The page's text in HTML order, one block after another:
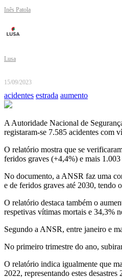
Inês Patola
Lusa
15/09/2023
acidentes estrada aumento
A Autoridade Nacional de
registaram-se 7.585 acidentes com
O relatório mostra que se
feridos graves (+4,4%) e mais
No documento, a ANSR faz uma
e de feridos graves até 2030, tendo
O relatório destaca também o
respetivas vítimas mortais e 34,3%
Segundo a ANSR, entre janeiro e
No primeiro trimestre do ano,
O relatório indica igualmente que
2022, representando estes desastres